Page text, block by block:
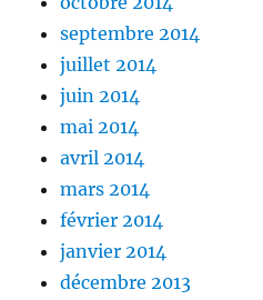
septembre 2014
juillet 2014
juin 2014
mai 2014
avril 2014
mars 2014
février 2014
janvier 2014
décembre 2013